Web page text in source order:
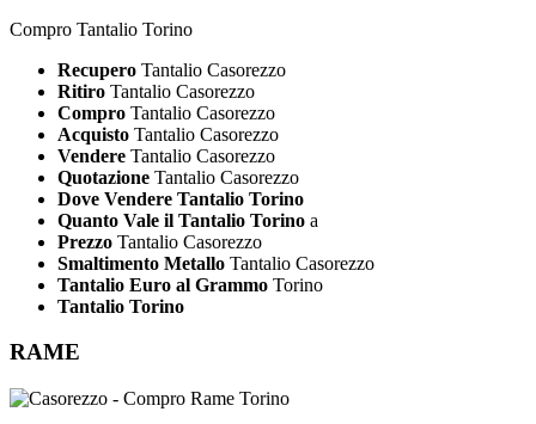
Compro Tantalio Torino
Recupero Tantalio Casorezzo
Ritiro Tantalio Casorezzo
Compro Tantalio Casorezzo
Acquisto Tantalio Casorezzo
Vendere Tantalio Casorezzo
Quotazione Tantalio Casorezzo
Dove Vendere Tantalio Torino
Quanto Vale il Tantalio Torino a
Prezzo Tantalio Casorezzo
Smaltimento Metallo Tantalio Casorezzo
Tantalio Euro al Grammo Torino
Tantalio Torino
RAME